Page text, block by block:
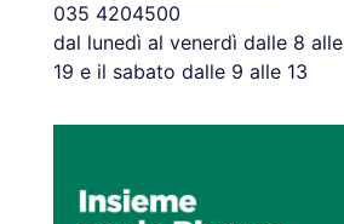
035 4204500
dal lunedì al venerdì dalle 8 alle
19 e il sabato dalle 9 alle 13